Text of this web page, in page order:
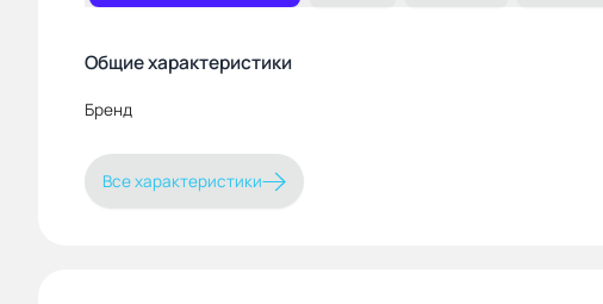
Общие характеристики
Бренд
Все характеристики